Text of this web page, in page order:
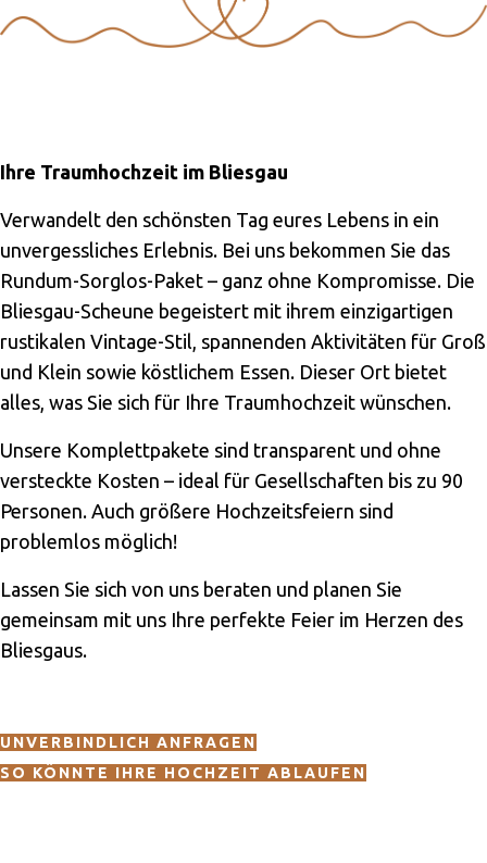
Ihre Traumhochzeit im Bliesgau
Verwandelt den schönsten Tag eures Lebens in ein
unvergessliches Erlebnis. Bei uns bekommen Sie das
Rundum-Sorglos-Paket – ganz ohne Kompromisse. Die
Bliesgau-Scheune begeistert mit ihrem einzigartigen
rustikalen Vintage-Stil, spannenden Aktivitäten für Groß
und Klein sowie köstlichem Essen. Dieser Ort bietet
alles, was Sie sich für Ihre Traumhochzeit wünschen.
Unsere Komplettpakete sind transparent und ohne
versteckte Kosten – ideal für Gesellschaften bis zu 90
Personen. Auch größere Hochzeitsfeiern sind
problemlos möglich!
Lassen Sie sich von uns beraten und planen Sie
gemeinsam mit uns Ihre perfekte Feier im Herzen des
Bliesgaus.
UNVERBINDLICH ANFRAGEN
SO KÖNNTE IHRE HOCHZEIT ABLAUFEN